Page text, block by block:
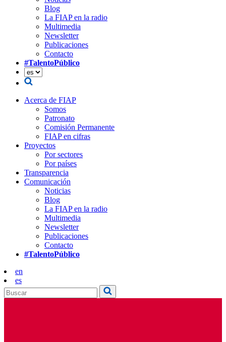
Blog
La FIAP en la radio
Multimedia
Newsletter
Publicaciones
Contacto
#TalentoPúblico
Acerca de FIAP
Somos
Patronato
Comisión Permanente
FIAP en cifras
Proyectos
Por sectores
Por países
Transparencia
Comunicación
Noticias
Blog
La FIAP en la radio
Multimedia
Newsletter
Publicaciones
Contacto
#TalentoPúblico
en
es